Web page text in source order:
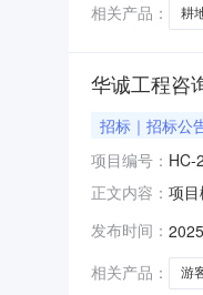
相关产品：
耕
华诚工程咨
招标｜招标公
项目编号： HC-
正文内容： 项
客
发布时间：
相关产品：
游